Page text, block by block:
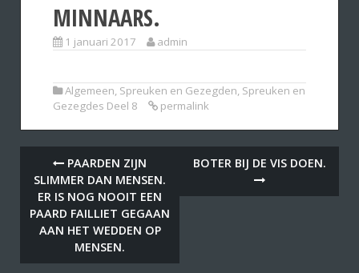
MINNAARS.
1 januari 2017 admin
Algemeen, Spreuken en Gezegden, Spreuken en
Gezegdes Deel 8
permalink
PAARDEN ZIJN
SLIMMER DAN MENSEN.
ER IS NOG NOOIT EEN
PAARD FAILLIET GEGAAN
AAN HET WEDDEN OP
MENSEN.
BOTER BIJ DE VIS DOEN.